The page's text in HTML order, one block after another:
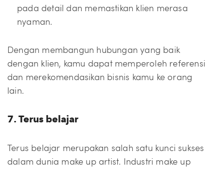
pada detail dan memastikan klien merasa
nyaman.
Dengan membangun hubungan yang baik
dengan klien, kamu dapat memperoleh referensi
dan merekomendasikan bisnis kamu ke orang
lain.
7. Terus belajar
Terus belajar merupakan salah satu kunci sukses
dalam dunia make up artist. Industri make up